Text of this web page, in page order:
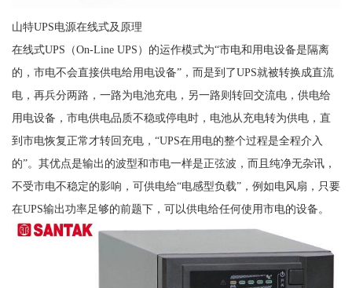
山特UPS电源在线式及原理
在线式UPS（On-Line UPS）的运作模式为“市电和用电设备是隔离
的，市电不会直接供电给用电设备”，而是到了UPS就被转换成直流
电，再兵分两路，一路为电池充电，另一路则转回交流电，供电给
用电设备，市电供电品质不稳或停电时，电池从充电转为供电，直
到市电恢复正常才转回充电，“UPS在用电的整个过程是全程介入
的”。其优点是输出的波型和市电一样是正弦波，而且纯净无杂讯，
不受市电不稳定的影响，可供电给“电感型负载”，例如电风扇，只要
在UPS输出功率足够的前题下，可以供电给任何使用市电的设备。